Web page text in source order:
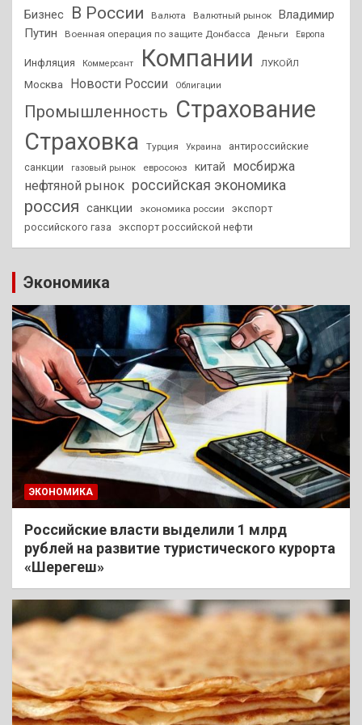
Бизнес В России Валюта Валютный рынок
Владимир
Путин
Военная операция по защите Донбасса Деньги Европа
Инфляция Коммерсант Компании ЛУКОЙЛ
Москва Новости России Облигации
Промышленность Страхование
Страховка
Турция Украина
антироссийские
санкции
газовый рынок евросоюз китай
мосбиржа
нефтяной рынок российская экономика
россия санкции экономика россии
экспорт
российского газа
экспорт российской нефти
Экономика
ЭКОНОМИКА
Российские власти выделили 1 млрд
рублей на развитие туристического курорта
«Шерегеш»